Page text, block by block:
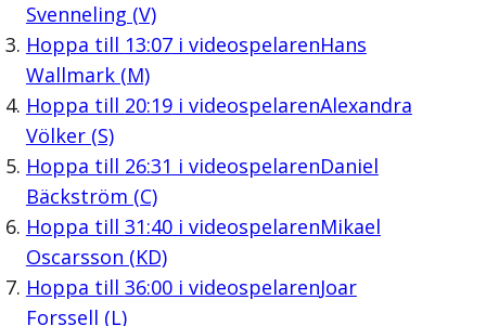
Svenneling (V)
Hoppa till 13:07i videospelarenHans
Wallmark (M)
Hoppa till 20:19i videospelarenAlexandra
Völker (S)
Hoppa till 26:31 i videospelarenDaniel
Bäckström (C)
Hoppa till 31:40i videospelarenMikael
Oscarsson (KD)
Hoppa till 36:00i videospelarenJoar
Forssell (L)